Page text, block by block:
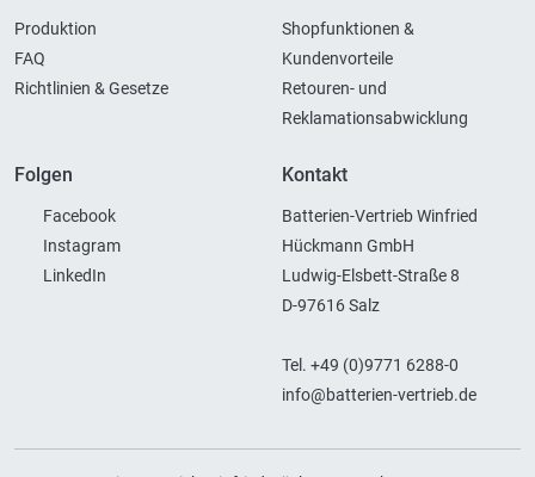
Produktion
FAQ
Richtlinien & Gesetze
Shopfunktionen &
Kundenvorteile
Retouren- und
Reklamationsabwicklung
Folgen
Facebook
Instagram
LinkedIn
Kontakt
Batterien-Vertrieb Winfried
Hückmann GmbH
Ludwig-Elsbett-Straße 8
D-97616 Salz
Tel. +49 (0)9771 6288-0
info@batterien-vertrieb.de